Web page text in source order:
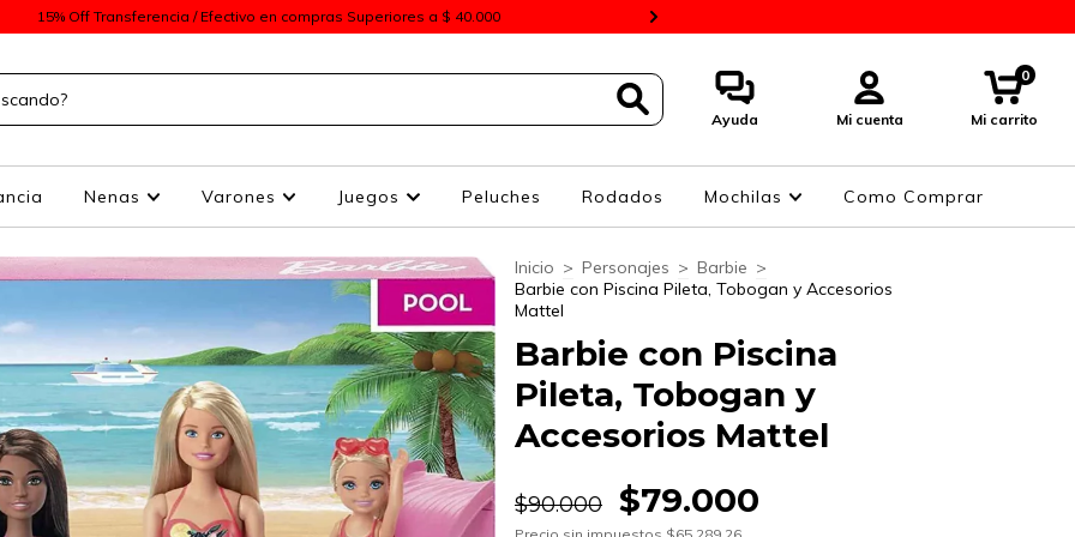
15% Off Transferencia / Efectivo en compras Superiores a $ 40.000
Ayuda Mi cuenta Mi carrito
0
Nenas Varones Juegos Peluches Rodados Mochilas Como Comprar
Inicio > Personajes > Barbie >
Barbie con Piscina Pileta, Tobogan y Accesorios
Mattel
Barbie con Piscina
Pileta, Tobogan y
Accesorios Mattel
$90.000 $79.000